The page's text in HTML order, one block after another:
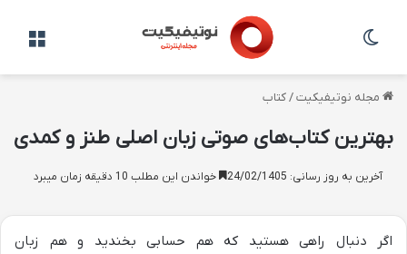
مجله نوتیفیکیت/کتاب
بهترین کتاب‌های صوتی زبان اصلی طنز و کمدی
آخرین به روز رسانی: 24/02/1405 خواندن این مطلب 10 دقیقه زمان میبرد
اگر دنبال راهی هستید که هم حسابی بخندید و هم زبان